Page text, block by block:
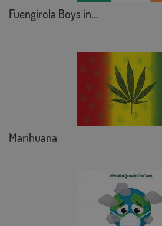
Fuengirola Boys in...
Marihuana